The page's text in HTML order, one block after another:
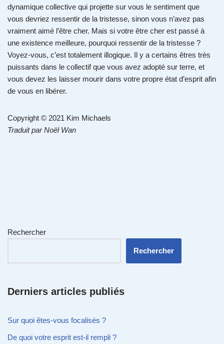
dynamique collective qui projette sur vous le sentiment que
vous devriez ressentir de la tristesse, sinon vous n’avez pas
vraiment aimé l’être cher. Mais si votre être cher est passé à
une existence meilleure, pourquoi ressentir de la tristesse ?
Voyez-vous, c’est totalement illogique. Il y a certains êtres très
puissants dans le collectif que vous avez adopté sur terre, et
vous devez les laisser mourir dans votre propre état d’esprit afin
de vous en libérer.
Copyright © 2021 Kim Michaels
Traduit par Noël Wan
Rechercher
Rechercher
Derniers articles publiés
Sur quoi êtes-vous focalisés ?
De quoi votre esprit est-il rempli ?